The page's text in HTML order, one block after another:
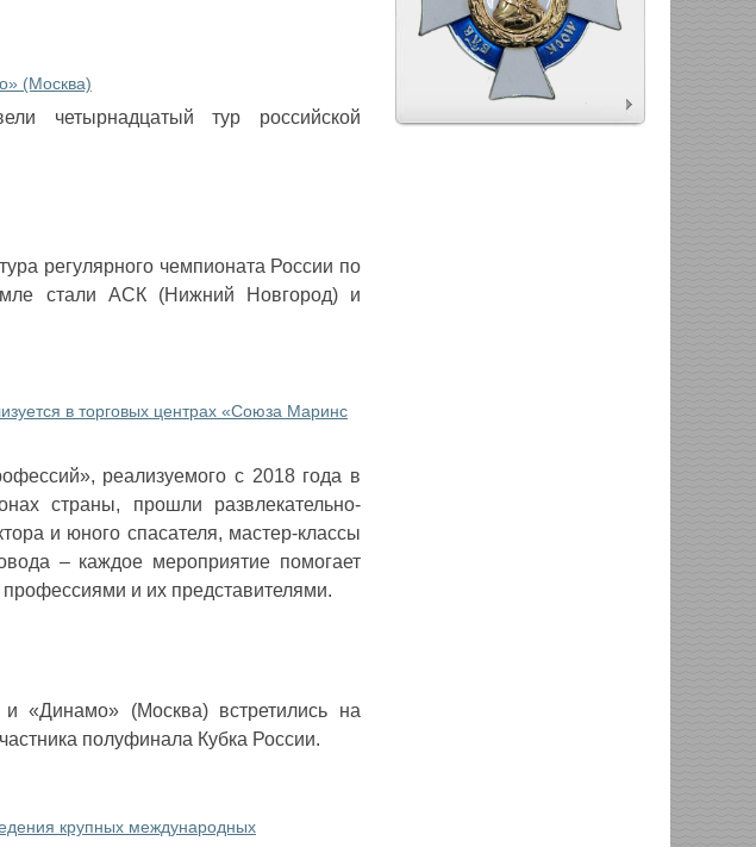
(Москва)
четырнадцатый тур российской
регулярного чемпионата России по
стали АСК (Нижний Новгород) и
в торговых центрах «Союза Маринс
реализуемого с 2018 года в
страны, прошли развлекательно-
и юного спасателя, мастер-классы
‒ каждое мероприятие помогает
и их представителями.
«Динамо» (Москва) встретились на
полуфинала Кубка России.
крупных международных